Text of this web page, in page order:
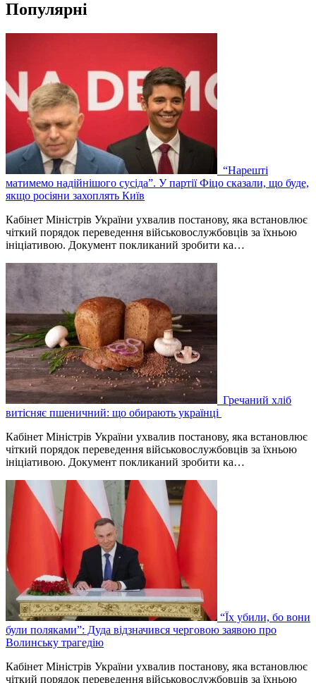
Популярні
“Нарешті
матимемо надійнішого сусіда”. У партії Фіцо сказали, що буде,
якщо росіяни захоплять Київ
Кабінет Міністрів України ухвалив постанову, яка встановлює
чіткий порядок переведення військовослужбовців за їхньою
ініціативою. Документ покликаний зробити ка…
Гречаний хліб
витісняє пшеничний: що обирають українці
Кабінет Міністрів України ухвалив постанову, яка встановлює
чіткий порядок переведення військовослужбовців за їхньою
ініціативою. Документ покликаний зробити ка…
“Їх убили, бо вони
були поляками”: Дуда відзначився черговою заявою про
Волинську трагедію
Кабінет Міністрів України ухвалив постанову, яка встановлює
чіткий порядок переведення військовослужбовців за їхньою